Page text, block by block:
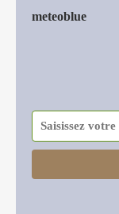
meteoblue